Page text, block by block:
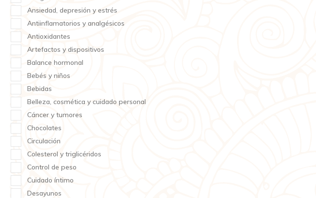
Ansiedad, depresión y estrés
Antiinflamatorios y analgésicos
Antioxidantes
Artefactos y dispositivos
Balance hormonal
Bebés y niños
Bebidas
Belleza, cosmética y cuidado personal
Cáncer y tumores
Chocolates
Circulación
Colesterol y triglicéridos
Control de peso
Cuidado íntimo
Desayunos